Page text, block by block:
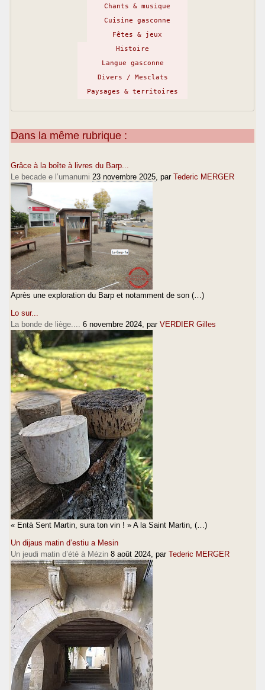
Chants & musique
Cuisine gasconne
Fêtes & jeux
Histoire
Langue gasconne
Divers / Mesclats
Paysages & territoires
Dans la même rubrique :
Grâce à la boîte à livres du Barp...
Le becade e l’umanumi 23 novembre 2025 , par Tederic MERGER
Après une exploration du Barp et notamment de son (…)
Lo sur...
La bonde de liège....
6 novembre 2024 , par VERDIER Gilles
« Entà Sent Martin, sura ton vin ! » A la Saint Martin, (…)
Un dijaus matin d’estiu a Mesin
Un jeudi matin d’été à Mézin 8 août 2024 , par Tederic MERGER